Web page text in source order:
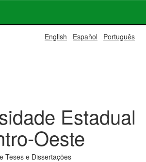
English Español Português
Estadual
Oeste
Teses e Dissertações